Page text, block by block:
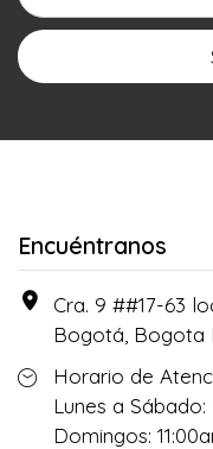
Encuéntranos
Cra. 9 ##17-63
Bogotá, Bogota
Horario de
Lunes a
Domingos: